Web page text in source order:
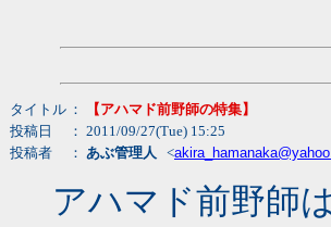
タイトル ：
【アハマド前野師の特集】
投稿日
： 2011/09/27(Tue) 15:25
投稿者
： あぶ管理人 <
アハマド前野師